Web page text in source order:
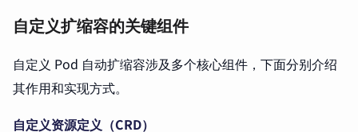
自定义扩缩容的关键组件
自定义 Pod 自动扩缩容涉及多个核心组件，下面分别介绍
其作用和实现方式。
自定义资源定义（CRD）